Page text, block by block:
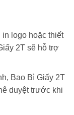
in logo hoặc thiết
2T sẽ hỗ trợ
Bao Bì Giấy 2T
duyệt trước khi